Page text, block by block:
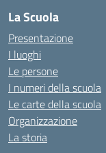
La Scuola
Presentazione
I luoghi
Le persone
I numeri della scuola
Le carte della scuola
Organizzazione
La storia